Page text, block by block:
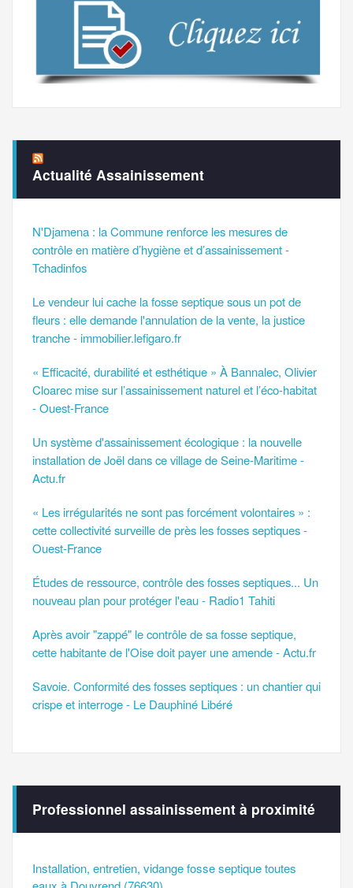
Actualité Assainissement
N'Djamena : la Commune renforce les mesures de
contrôle en matière d’hygiène et d’assainissement -
Tchadinfos
Le vendeur lui cache la fosse septique sous un pot de
fleurs : elle demande l'annulation de la vente, la justice
tranche - immobilier.lefigaro.fr
« Efficacité, durabilité et esthétique » À Bannalec, Olivier
Cloarec mise sur l’assainissement naturel et l’éco-habitat
- Ouest-France
Un système d'assainissement écologique : la nouvelle
installation de Joël dans ce village de Seine-Maritime -
Actu.fr
« Les irrégularités ne sont pas forcément volontaires » :
cette collectivité surveille de près les fosses septiques -
Ouest-France
Études de ressource, contrôle des fosses septiques... Un
nouveau plan pour protéger l'eau - Radio1 Tahiti
Après avoir "zappé" le contrôle de sa fosse septique,
cette habitante de l'Oise doit payer une amende - Actu.fr
Savoie. Conformité des fosses septiques : un chantier qui
crispe et interroge - Le Dauphiné Libéré
Professionnel assainissement à proximité
Installation, entretien, vidange fosse septique toutes